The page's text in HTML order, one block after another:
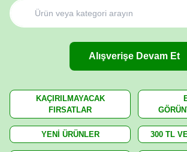
Alışverişe Devam Et
KAÇIRILMAYACAK
FIRSATLAR
YENİ ÜRÜNLER 300 TL